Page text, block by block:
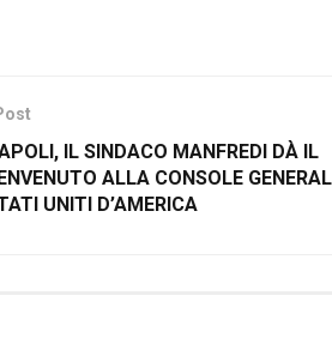
IL SINDACO MANFREDI DÀ IL
ALLA CONSOLE
UNITI D’AMERICA